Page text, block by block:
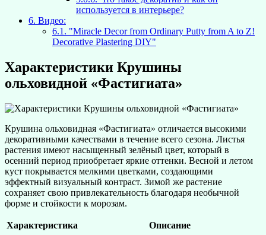
используется в интерьере?
6. Видео:
6.1. "Miracle Decor from Ordinary Putty from A to Z!
Decorative Plastering DIY"
Характеристики Крушины
ольховидной «Фастигиата»
Крушина ольховидная «Фастигиата» отличается высокими
декоративными качествами в течение всего сезона. Листья
растения имеют насыщенный зелёный цвет, который в
осенний период приобретает яркие оттенки. Весной и летом
куст покрывается мелкими цветками, создающими
эффектный визуальный контраст. Зимой же растение
сохраняет свою привлекательность благодаря необычной
форме и стойкости к морозам.
Характеристика
Описание